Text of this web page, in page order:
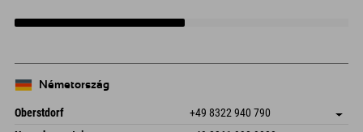
Németország
Oberstdorf +49 8322 940 790